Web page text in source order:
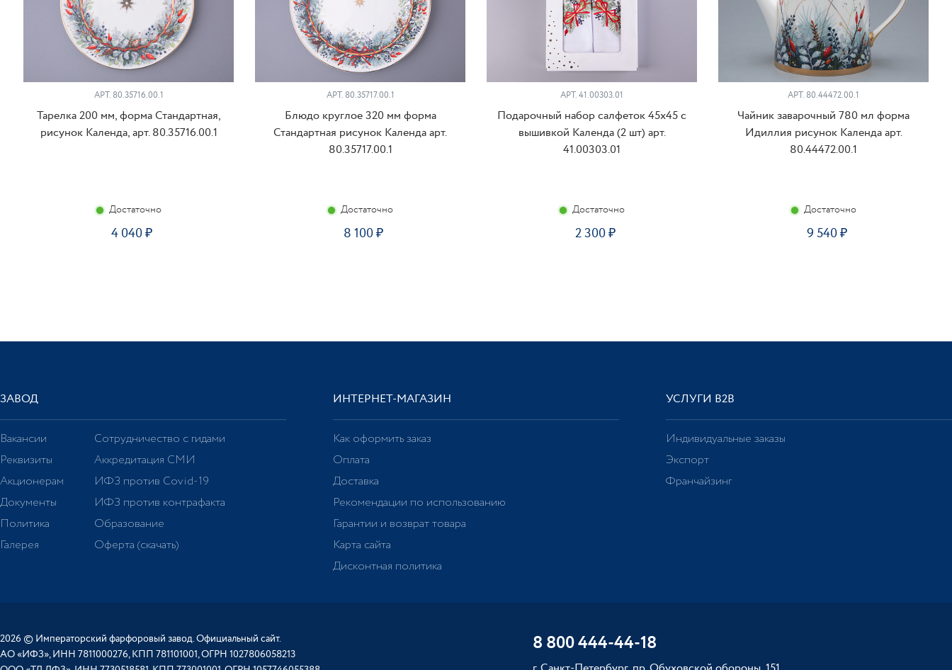
АРТ. 80.35716.00.1
Тарелка 200 мм, форма Стандартная,
рисунок Календа, арт. 80.35716.00.1
Достаточно
4 040
АРТ. 80.35717.00.1
Блюдо круглое 320 мм форма
Стандартная рисунок Календа арт.
80.35717.00.1
Достаточно
8 100
АРТ. 41.00303.01
Подарочный набор салфеток 45х45 с
вышивкой Календа (2 шт) арт.
41.00303.01
Достаточно
2 300
АРТ. 80.44472.00.1
Чайник заварочный 780 мл форма
Идиллия рисунок Календа арт.
80.44472.00.1
Достаточно
9 540
ЗАВОД
Вакансии
Реквизиты
Акционерам
Документы
Политика
Галерея
Сотрудничество с гидами
Аккредитация СМИ
ИФЗ против Covid-19
ИФЗ против контрафакта
Образование
Оферта (скачать)
ИНТЕРНЕТ-МАГАЗИН
Как оформить заказ
Оплата
Доставка
Рекомендации по использованию
Гарантии и возврат товара
Карта сайта
Дисконтная политика
УСЛУГИ В2В
Индивидуальные заказы
Экспорт
Франчайзинг
2026 © Императорский фарфоровый завод. Официальный сайт.
АО «ИФЗ», ИНН 7811000276, КПП 781101001, ОГРН 1027806058213
8 800 444-44-18